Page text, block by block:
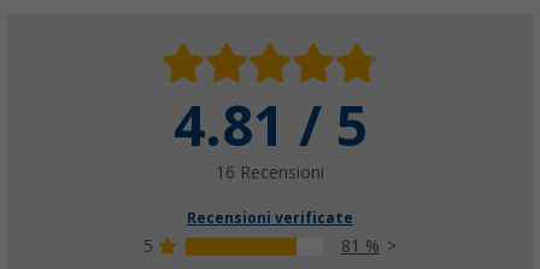
4.81 / 5
16 Recensioni
Recensioni verificate
5
81 %